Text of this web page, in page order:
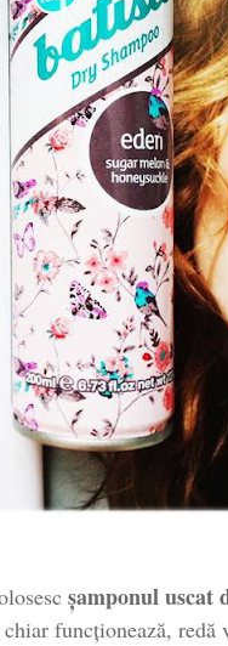
șamponul uscat
funcționează,